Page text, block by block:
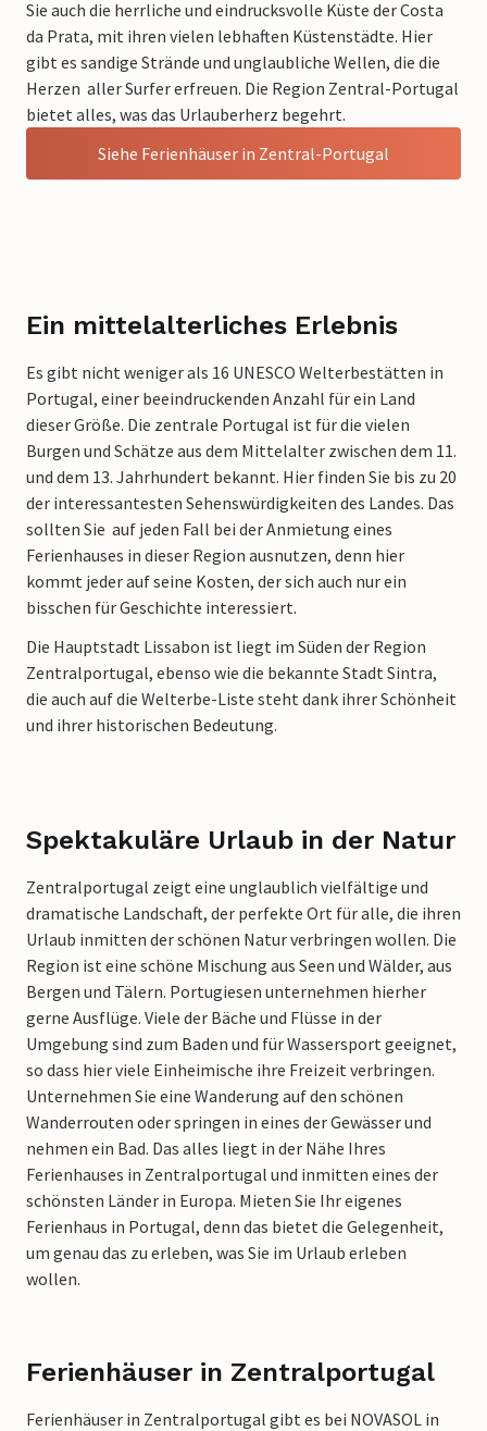
Sie auch die herrliche und eindrucksvolle Küste der Costa
da Prata, mit ihren vielen lebhaften Küstenstädte. Hier
gibt es sandige Strände und unglaubliche Wellen, die die
Herzen aller Surfer erfreuen. Die Region Zentral-Portugal
bietet alles, was das Urlauberherz begehrt.
Siehe Ferienhäuser in Zentral-Portugal
Ein mittelalterliches Erlebnis
Es gibt nicht weniger als 16 UNESCO Welterbestätten in
Portugal, einer beeindruckenden Anzahl für ein Land
dieser Größe. Die zentrale Portugal ist für die vielen
Burgen und Schätze aus dem Mittelalter zwischen dem 11.
und dem 13. Jahrhundert bekannt. Hier finden Sie bis zu 20
der interessantesten Sehenswürdigkeiten des Landes. Das
sollten Sie auf jeden Fall bei der Anmietung eines
Ferienhauses in dieser Region ausnutzen, denn hier
kommt jeder auf seine Kosten, der sich auch nur ein
bisschen für Geschichte interessiert.
Die Hauptstadt Lissabon ist liegt im Süden der Region
Zentralportugal, ebenso wie die bekannte Stadt Sintra,
die auch auf die Welterbe-Liste steht dank ihrer Schönheit
und ihrer historischen Bedeutung.
Spektakuläre Urlaub in der Natur
Zentralportugal zeigt eine unglaublich vielfältige und
dramatische Landschaft, der perfekte Ort für alle, die ihren
Urlaub inmitten der schönen Natur verbringen wollen. Die
Region ist eine schöne Mischung aus Seen und Wälder, aus
Bergen und Tälern. Portugiesen unternehmen hierher
gerne Ausflüge. Viele der Bäche und Flüsse in der
Umgebung sind zum Baden und für Wassersport geeignet,
so dass hier viele Einheimische ihre Freizeit verbringen.
Unternehmen Sie eine Wanderung auf den schönen
Wanderrouten oder springen in eines der Gewässer und
nehmen ein Bad. Das alles liegt in der Nähe Ihres
Ferienhauses in Zentralportugal und inmitten eines der
schönsten Länder in Europa. Mieten Sie Ihr eigenes
Ferienhaus in Portugal, denn das bietet die Gelegenheit,
um genau das zu erleben, was Sie im Urlaub erleben
wollen.
Ferienhäuser in Zentralportugal
Ferienhäuser in Zentralportugal gibt es bei NOVASOL in